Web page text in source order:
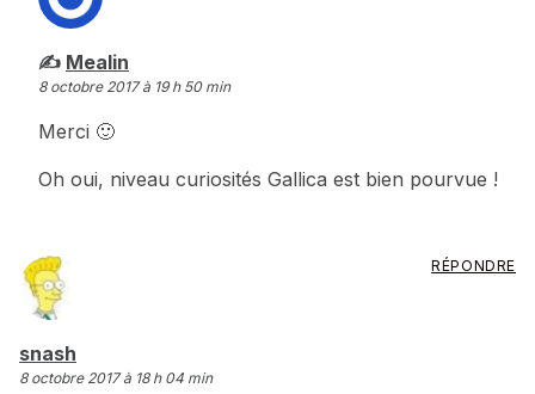
Mealin
8 octobre 2017 à 19 h 50 min
Merci 🙂
Oh oui, niveau curiosités Gallica est bien pourvue !
snash
8 octobre 2017 à 18 h 04 min
RÉPONDRE